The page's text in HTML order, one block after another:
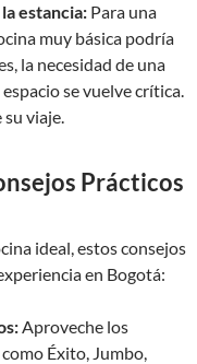
estancia: Para una
muy básica podría
la necesidad de una
se vuelve crítica.
viaje.
Prácticos
ideal, estos consejos
en Bogotá:
Aproveche los
Éxito, Jumbo,